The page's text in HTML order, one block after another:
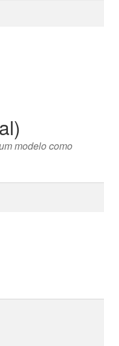
modelo como